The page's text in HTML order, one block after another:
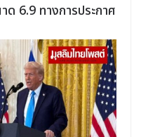
6.9 ทางการประกาศ